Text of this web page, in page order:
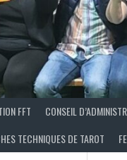
FFT CONSEIL
TECHNIQUES DE TAROT